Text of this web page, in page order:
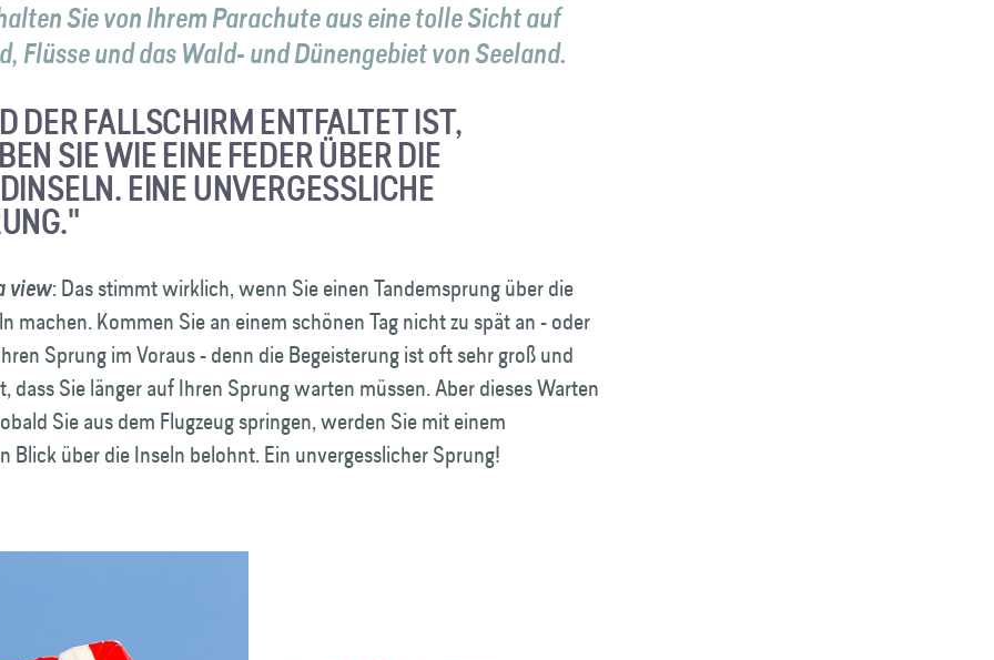
Sie von Ihrem Parachute aus eine tolle Sicht auf
Flüsse und das Wald- und Dünengebiet von Seeland.
DER FALLSCHIRM ENTFALTET IST,
SIE WIE EINE FEDER ÜBER DIE
EINE UNVERGESSLICHE
view: Das stimmt wirklich, wenn Sie einen Tandemsprung über die
machen. Kommen Sie an einem schönen Tag nicht zu spät an - oder
Sprung im Voraus - denn die Begeisterung ist oft sehr groß und
dass Sie länger auf Ihren Sprung warten müssen. Aber dieses Warten
Sie aus dem Flugzeug springen, werden Sie mit einem
Blick über die Inseln belohnt. Ein unvergesslicher Sprung!